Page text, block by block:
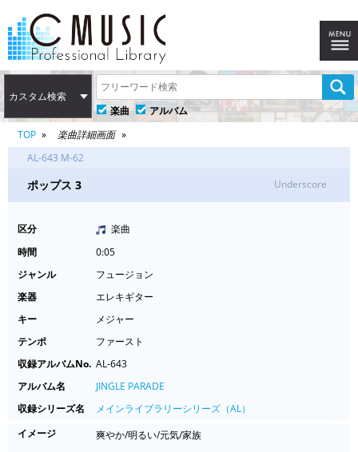
カスタム検索
楽曲
アルバム
TOP
楽曲詳細画面
AL-643 M-62
ポップス 3 Underscore
区分
楽曲
時間
0:05
ジャンル
フュージョン
楽器
エレキギター
キー
メジャー
テンポ
ファースト
収録アルバムNo. AL-643
アルバム名
JINGLE PARADE
収録シリーズ名
メインライブラリーシリーズ（AL）
イメージ
爽やか/明るい/元気/家族